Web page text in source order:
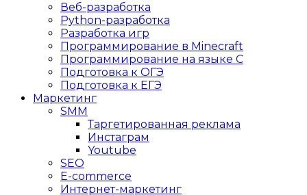
Веб-разработка
Python-разработка
Разработка игр
Программирование в Minecraft
Программирование на языке C
Подготовка к ОГЭ
Подготовка к ЕГЭ
Маркетинг
SMM
Таргетированная реклама
Инстаграм
Youtube
SEO
E-сommerce
Интернет-маркетинг